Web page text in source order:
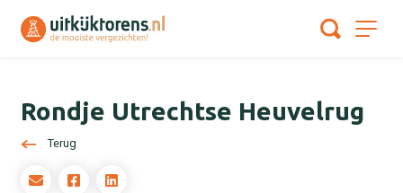
Rondje Utrechtse Heuvelrug
Terug